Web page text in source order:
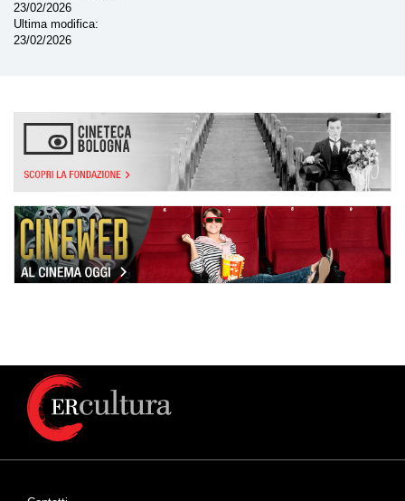
23/02/2026
Ultima modifica
23/02/2026